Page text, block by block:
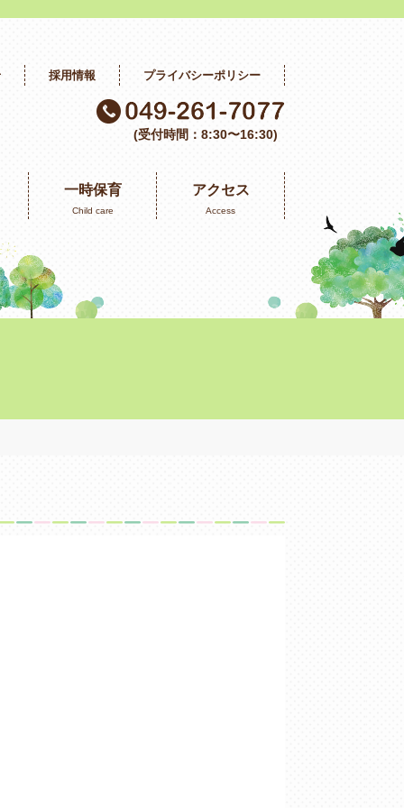
採用情報 プライバシーポリシー
(受付時間：8:30〜16:30)
一時保育
Child care
アクセス
Access